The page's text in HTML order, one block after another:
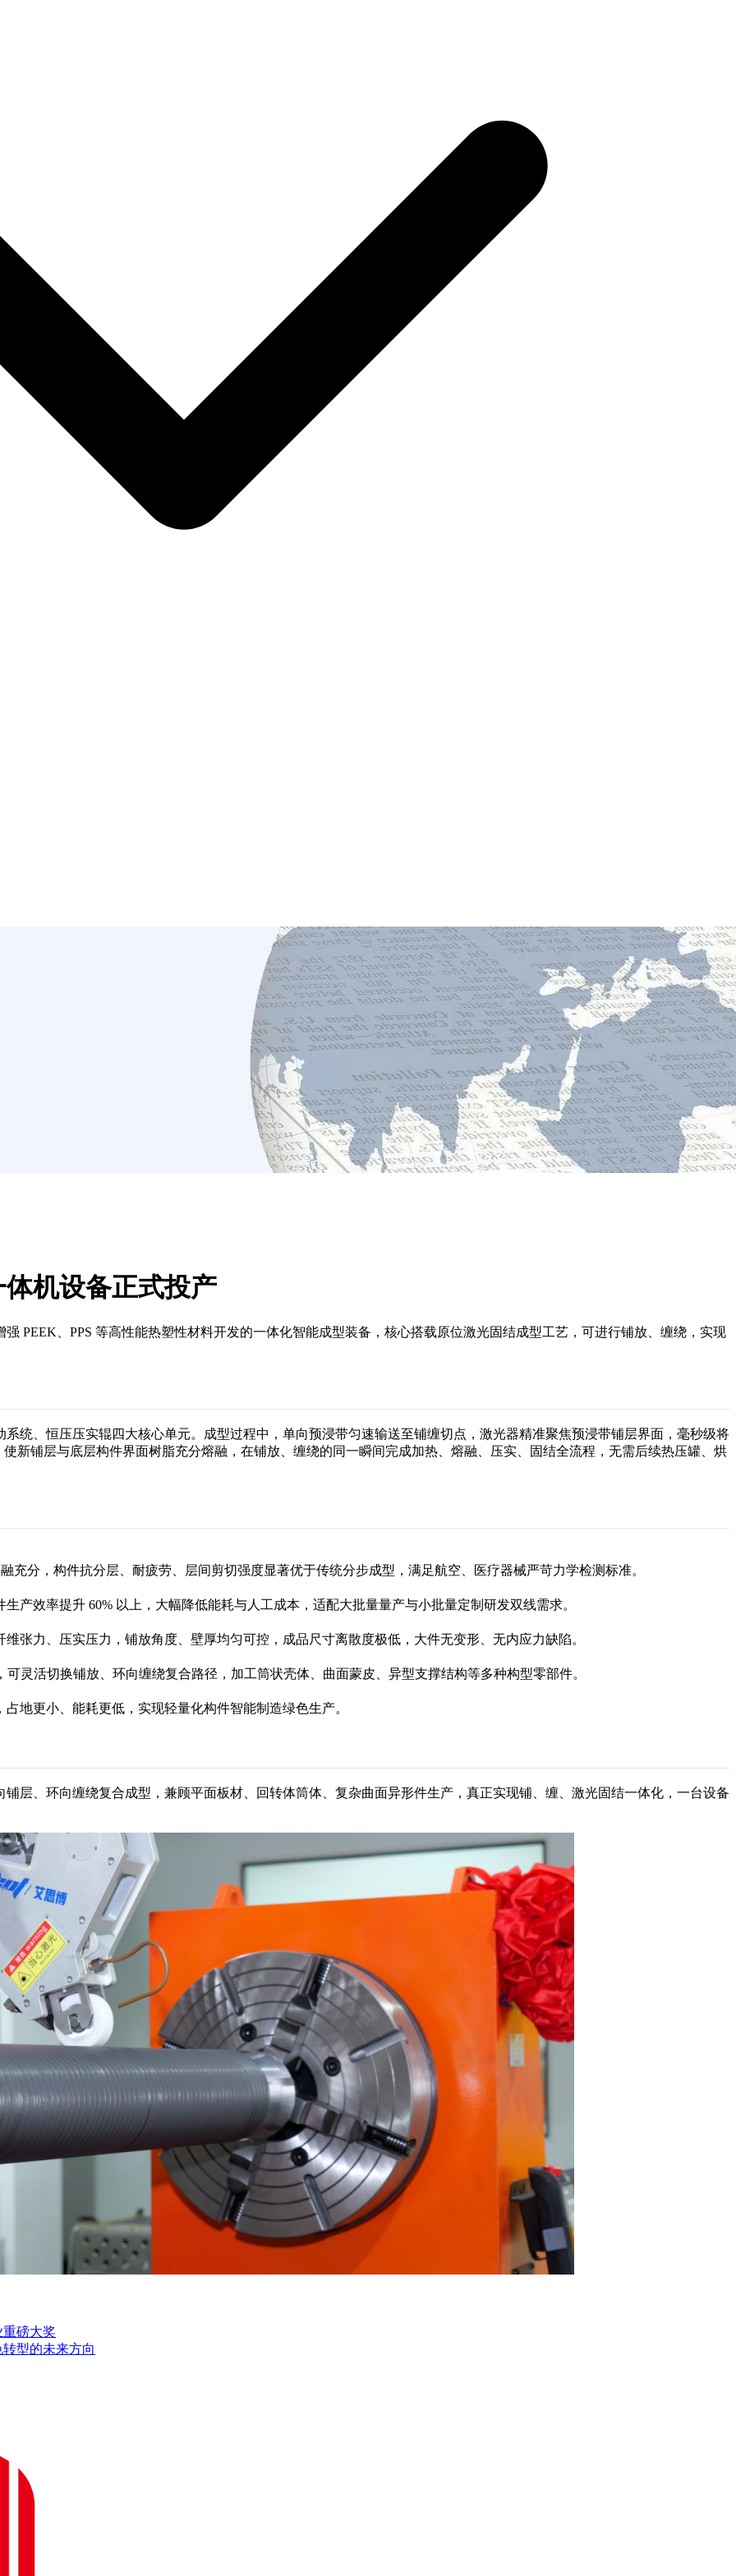
机设备正式投产
PEEK、PPS 等高性能热塑性材料开发的一体化智能成型装备，核心搭载原位激光固结成型工艺，可进行铺放、缠绕，实现
统、恒压压实辊四大核心单元。成型过程中，单向预浸带匀速输送至铺缠切点，激光器精准聚焦预浸带铺层界面，毫秒级将
新铺层与底层构件界面树脂充分熔融，在铺放、缠绕的同一瞬间完成加热、熔融、压实、固结全流程，无需后续热压罐、烘
充分，构件抗分层、耐疲劳、层间剪切强度显著优于传统分步成型，满足航空、医疗器械严苛力学检测标准。
产效率提升 60% 以上，大幅降低能耗与人工成本，适配大批量量产与小批量定制研发双线需求。
张力、压实压力，铺放角度、壁厚均匀可控，成品尺寸离散度极低，大件无变形、无内应力缺陷。
灵活切换铺放、环向缠绕复合路径，加工筒状壳体、曲面蒙皮、异型支撑结构等多种构型零部件。
地更小、能耗更低，实现轻量化构件智能制造绿色生产。
层、环向缠绕复合成型，兼顾平面板材、回转体筒体、复杂曲面异形件生产，真正实现铺、缠、激光固结一体化，一台设备
磅大奖
型的未来方向